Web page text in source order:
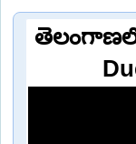
తెలంగాణలో